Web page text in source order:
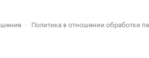
· Политика в отношении обработки